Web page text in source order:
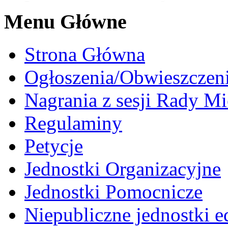
Menu Główne
Strona Główna
Ogłoszenia/
Nagrania z sesji Rady
Regulaminy
Petycje
Jednostki Organizacyjne
Jednostki Pomocnicze
Niepubliczne jednostki